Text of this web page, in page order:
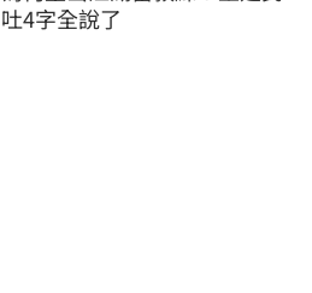
吐4字全說了